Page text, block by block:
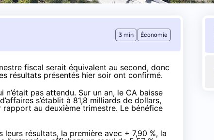
3 min Économie
fiscal serait équivalent au second, donc
résultats présentés hier soir ont confirmé.
pas attendu. Sur un an, le CA baisse
s’établit à 81,8 milliards de dollars,
rapport au deuxième trimestre. Le bénéfice
résultats, la première avec + 7,90 %, la